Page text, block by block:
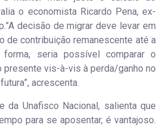
o economista Ricardo Pena, ex-
decisão de migrar deve levar em
de contribuição remanescente até a
forma, seria possível comparar o
presente vis-à-vis à perda/ganho no
acrescenta.
da Unafisco Nacional, salienta que
para se aposentar, é vantajoso.